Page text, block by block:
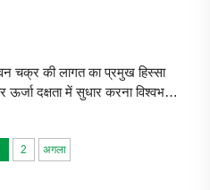
चक्र की लागत का प्रमुख हिस्सा
दक्षता में सुधार करना विश्वभर
2 अगला